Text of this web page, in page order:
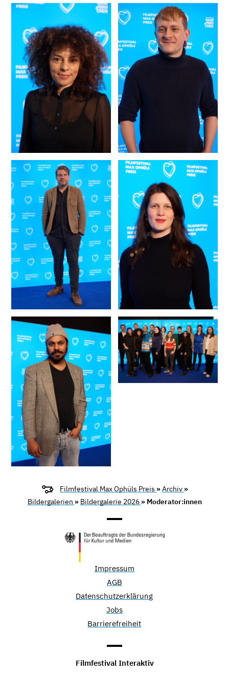
Filmfestival Max Ophüls Preis »Archiv »
Bildergalerien » Bildergalerie 2026 » Moderator:innen
Impressum
AGB
Datenschutzerklärung
Jobs
Barrierefreiheit
Filmfestival Interaktiv